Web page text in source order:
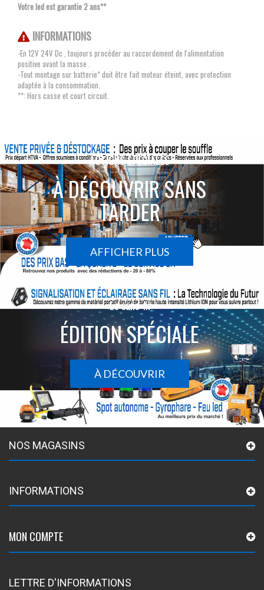
Votre led est garantie 2 ans**
INFORMATIONS
-En 12V 24V Dc , toujours procéder au raccordement de l'alimentation
positive avant la masse .
-Tout montage sur batterie* doit être fait moteur éteint, avec protection
adaptée à la consommation.
**: Hors casse et court circuit.
ACTIONS SPÉCIALES
À DÉCOUVRIR SANS
TARDER
AFFICHER PLUS
Le sans-fil
ÉDITION SPÉCIALE
À DÉCOUVRIR
NOS MAGASINS
INFORMATIONS
MON COMPTE
LETTRE D'INFORMATIONS